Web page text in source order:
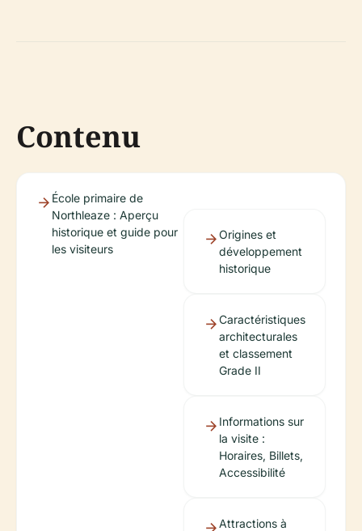
Contenu
École primaire de
Northleaze : Aperçu
historique et guide pour
les visiteurs
Origines et
développement
historique
Caractéristiques
architecturales
et classement
Grade II
Informations sur
la visite :
Horaires, Billets,
Accessibilité
Attractions à